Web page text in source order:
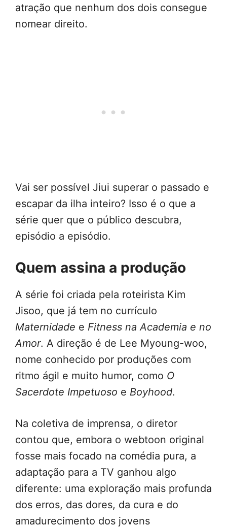
atração que nenhum dos dois consegue
nomear direito.
Vai ser possível Jiui superar o passado e
escapar da ilha inteiro? Isso é o que a
série quer que o público descubra,
episódio a episódio.
Quem assina a produção
A série foi criada pela roteirista Kim
Jisoo, que já tem no currículo
Maternidade e Fitness na Academia e no
Amor. A direção é de Lee Myoung-woo,
nome conhecido por produções com
ritmo ágil e muito humor, como O
Sacerdote Impetuoso e Boyhood.
Na coletiva de imprensa, o diretor
contou que, embora o webtoon original
fosse mais focado na comédia pura, a
adaptação para a TV ganhou algo
diferente: uma exploração mais profunda
dos erros, das dores, da cura e do
amadurecimento dos jovens